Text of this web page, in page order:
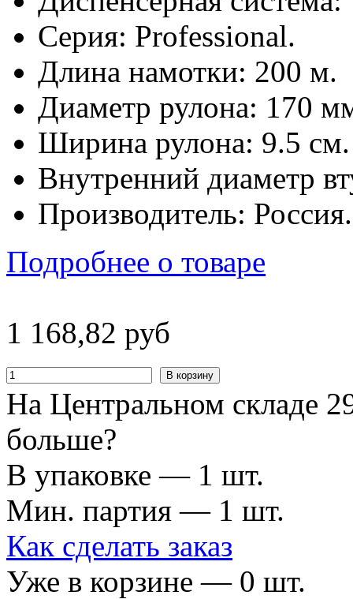
Серия: Professional.
Длина намотки: 200 м.
Диаметр рулона: 170
Ширина рулона: 9.5 см.
Внутренний диаметр
Производитель: Россия.
Подробнее о товаре
1 168,82 руб
В корзину
На Центральном складе
больше?
В упаковке — 1 шт.
Мин. партия — 1 шт.
Как сделать заказ
Уже в корзине — 0 шт.